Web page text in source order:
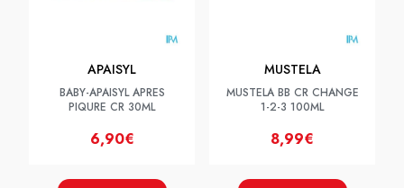
APAISYL
BABY-APAISYL APRES
PIQURE CR 30ML
6,90€
MUSTELA
MUSTELA BB CR CHANGE
1-2-3 100ML
8,99€